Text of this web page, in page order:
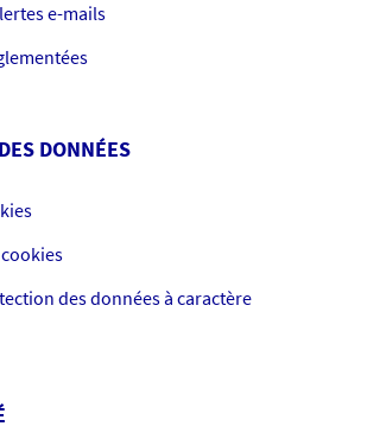
e-mails
DONNÉES
des données à caractère